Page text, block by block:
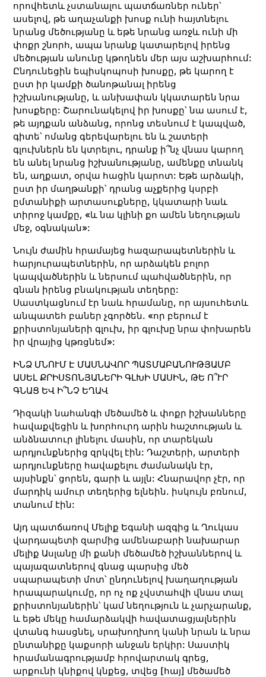
որովհետև չստանալու պատճառներ ուներ՝
ասելով, թե աղաչանքի խոսք ունի հայտնելու
նրանց մեծությանը և եթե նրանց առջև ունի մի
փոքր շնորհ, ապա նրանք կատարելով իրենց
մեծության անունը կթողնեն մեր այս աշխարհում:
Ընդունեցին եպիսկոպոսի խոսքը, թե կարող է
ըստ իր կամքի ծանոթանալ իրենց
իշխանությանը, և անխափան կկատարեն նրա
խոսքերը: Շարունակելով իր խոսքը՝ նա ասում է,
թե այդքան անձանց, որոնց տեսնում է կապված,
գիտե՝ ոմանց գերեվարելու են և շատերի
գլուխներն են կտրելու, դրանք ի՞նչ վնաս կարող
են անել նրանց իշխանությանը, ամենքը տնանկ
են, աղքատ, օրվա հացին կարոտ: Եթե արձակի,
ըստ իր մաղթանքի՝ դրանց աչքերից կսրբի
ըմտանիքի արտասուքները, կկատարի նաև
տիրոջ կամքը, «և նա կլինի քո ամեն նեղության
մեջ, օգնական»:
Նույն ժամին հրամայեց հազարապետներին և
հարյուրապետներին, որ արձակեն բոլոր
կապվածներին և ներսում պահվածներին, որ
գնան իրենց բնակության տեղերը:
Սաստկացնում էր նաև հրամանը, որ այսուհետև
անպատեհ բաներ չգործեն. «որ բերում է
քրիստոնյաների գլուխ, իր գլուխը նրա փոխարեն
իր վրայից կթռցնեմ»:
ԻՆՁ ՄՆՈՒՄ Է ՄԱՍՆԱՎՈՐ ՊԱՏՄԱԲԱՆՈՒԹՅԱՄԲ
ԱՍԵԼ ՔՐԻՍՏՈՆՅԱՆԵՐԻ ԳԼԽԻ ՄԱՍԻՆ, ԹԵ Ո՞ՒՐ
ԳՆԱՑ ԵՎ Ի՞ՆՉ ԵՂԱՎ
Դիզակի նահանգի մեծամեծ և փոքր իշխանները
հավաքվեցին և խորհուրդ արին հաշտության և
անձնատուր լինելու մասին, որ տարեկան
արդյունքներից զրկվել էին: Դաշտերի, արտերի
արդյունքները հավաքելու ժամանակն էր,
այսինքն՝ ցորեն, գարի և այլն: Հնարավոր չէր, որ
մարդիկ ամուր տեղերից ելնեին. իսկույն բռնում,
տանում էին:
Այդ պատճառով Մելիք Եգանի ազգից և Ղուկաս
վարդապետի զարմից ամենաբարի նախարար
մելիք Ասլանը մի քանի մեծամեծ իշխաններով և
պայազատներով գնաց պարսից մեծ
սպարապետի մոտ՝ ընդունելով խաղաղության
հրապարակումը, որ ոչ ոք չվստահվի վնաս տալ
քրիստոնյաներին՝ կամ նեղություն և չարչարանք,
և եթե մեկը համարձակվի հավատացյալներին
վտանգ հասցնել, սրախողխող կանի նրան և նրա
ընտանիքը կաքսորի անջան երկիր: Սաստիկ
հրամանագրությամբ հրովարտակ գրեց,
արքունի կնիքով կնքեց, տվեց [հայ] մեծամեծ